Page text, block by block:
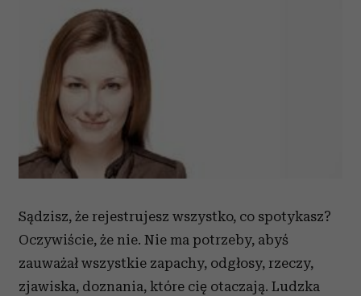
Sądzisz, że rejestrujesz wszystko, co spotykasz?
Oczywiście, że nie. Nie ma potrzeby, abyś
zauważał wszystkie zapachy, odgłosy, rzeczy,
zjawiska, doznania, które cię otaczają. Ludzka